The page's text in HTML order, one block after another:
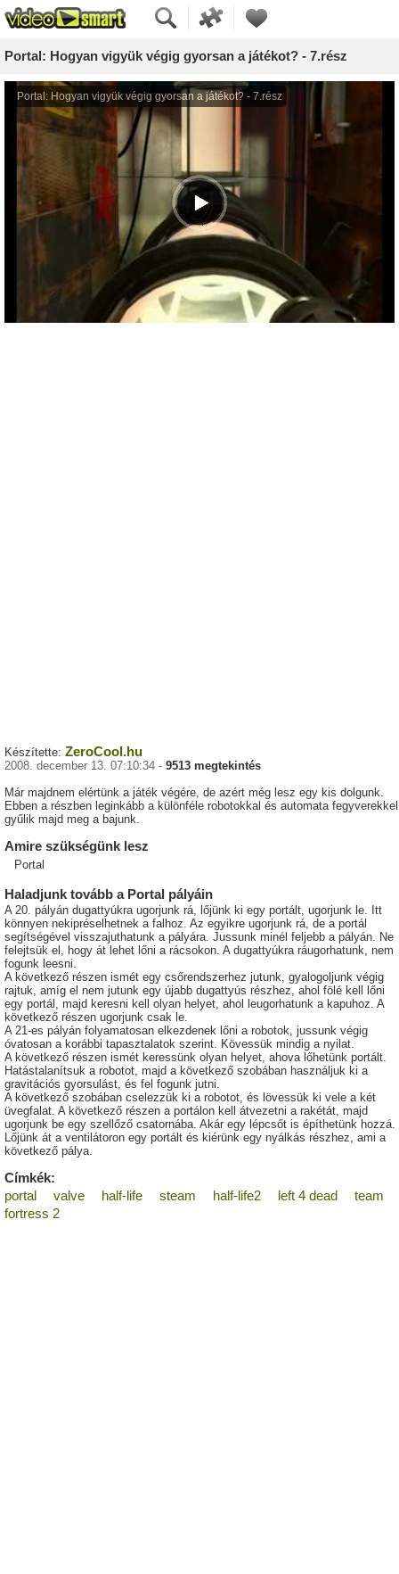
Portal: Hogyan vigyük végig gyorsan a játékot? - 7.rész
Készítette: ZeroCool.hu
2008. december 13. 07:10:34 - 9513 megtekintés
Már majdnem elértünk a játék végére, de azért még lesz egy kis dolgunk.
Ebben a részben leginkább a különféle robotokkal és automata fegyverekkel
gyűlik majd meg a bajunk.
Amire szükségünk lesz
Portal
Haladjunk tovább a Portal pályáin
A 20. pályán dugattyúkra ugorjunk rá, lőjünk ki egy portált, ugorjunk le. Itt
könnyen nekipréselhetnek a falhoz. Az egyikre ugorjunk rá, de a portál
segítségével visszajuthatunk a pályára. Jussunk minél feljebb a pályán. Ne
felejtsük el, hogy át lehet lőni a rácsokon. A dugattyúkra ráugorhatunk, nem
fogunk leesni.
A következő részen ismét egy csőrendszerhez jutunk, gyalogoljunk végig
rajtuk, amíg el nem jutunk egy újabb dugattyús részhez, ahol fölé kell lőni
egy portál, majd keresni kell olyan helyet, ahol leugorhatunk a kapuhoz. A
következő részen ugorjunk csak le.
A 21-es pályán folyamatosan elkezdenek lőni a robotok, jussunk végig
óvatosan a korábbi tapasztalatok szerint. Kövessük mindig a nyilat.
A következő részen ismét keressünk olyan helyet, ahova lőhetünk portált.
Hatástalanítsuk a robotot, majd a következő szobában használjuk ki a
gravitációs gyorsulást, és fel fogunk jutni.
A következő szobában cselezzük ki a robotot, és lövessük ki vele a két
üvegfalat. A következő részen a portálon kell átvezetni a rakétát, majd
ugorjunk be egy szellőző csatornába. Akár egy lépcsőt is építhetünk hozzá.
Lőjünk át a ventilátoron egy portált és kiérünk egy nyálkás részhez, ami a
következő pálya.
Címkék:
portal
valve half-life steam half-life2 left 4 dead
team
fortress 2